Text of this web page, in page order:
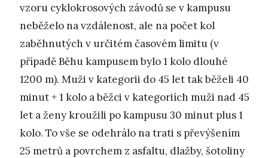
vzoru cyklokrosových závodů se v kampusu
neběželo na vzdálenost, ale na počet kol
zaběhnutých v určitém časovém limitu (v
případě Běhu kampusem bylo 1 kolo dlouhé
1200 m). Muži v kategorii do 45 let tak běželi 40
minut + 1 kolo a běžci v kategoriích muži nad 45
let a ženy kroužili po kampusu 30 minut plus 1
kolo. To vše se odehrálo na trati s převýšením
25 metrů a povrchem z asfaltu, dlažby, šotoliny